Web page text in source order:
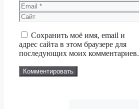
Email
Сайт
Сохранить моё имя, email и
адрес сайта в этом браузере для
последующих моих комментариев.